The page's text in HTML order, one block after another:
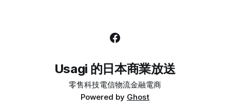
Usagi 的日本商業放送
零售科技電信物流金融電商
Powered by Ghost